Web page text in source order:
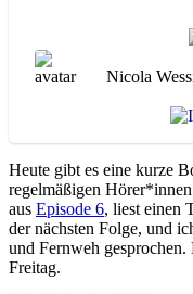
Nicola
Heute gibt es eine kurze
regelmäßigen Hörer*innen
aus Episode 6, liest einen
der nächsten Folge, und
und Fernweh gesprochen.
Freitag.